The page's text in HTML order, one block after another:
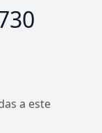
a este